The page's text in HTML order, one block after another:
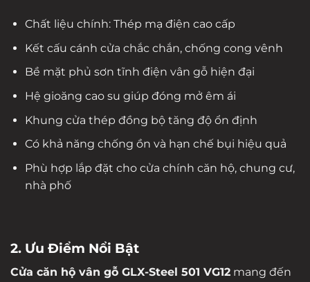
Chất liệu chính: Thép mạ điện cao cấp
Kết cấu cánh cửa chắc chắn, chống cong vênh
Bề mặt phủ sơn tĩnh điện vân gỗ hiện đại
Hệ gioăng cao su giúp đóng mở êm ái
Khung cửa thép đồng bộ tăng độ ổn định
Có khả năng chống ồn và hạn chế bụi hiệu quả
Phù hợp lắp đặt cho cửa chính căn hộ, chung cư,
nhà phố
2. Ưu Điểm Nổi Bật
Cửa căn hộ vân gỗ GLX-Steel 501 VG12 mang đến